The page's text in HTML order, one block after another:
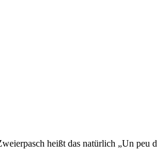
heißt das natürlich „Un peu d